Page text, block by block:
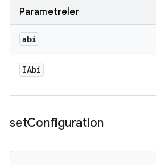
Parametreler
abi
IAbi
setConfiguration